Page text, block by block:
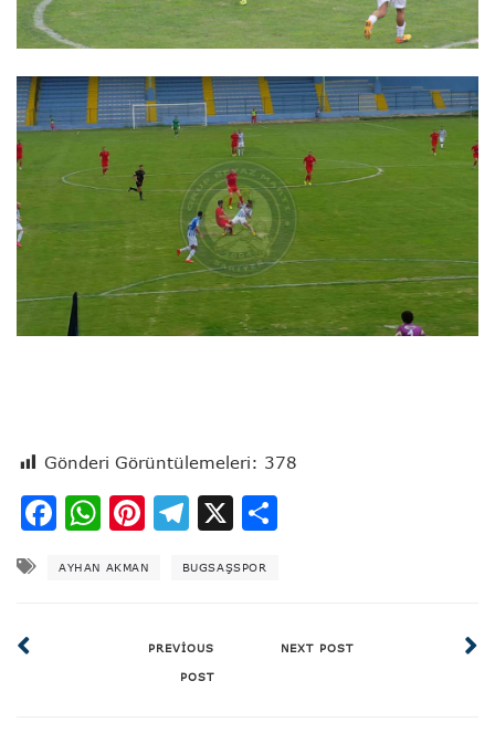
Gönderi Görüntülemeleri: 378
Facebook
WhatsApp
Pinterest
Telegram
X
AYHAN AKMAN BUGSAŞSPOR
PREVIOUS
POST
NEXT POST